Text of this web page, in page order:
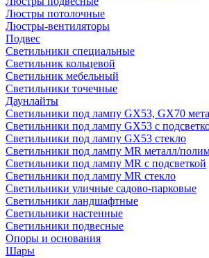
Люстры потолочные
Люстры-вентиляторы
Подвес
Светильники специальные
Светильник кольцевой
Светильник мебельный
Светильники точечные
Даунлайты
Светильники под лампу GX53, GX70
Светильники под лампу GX53 с
Светильники под лампу GX53 стекло
Светильники под лампу MR металл/
Светильники под лампу MR с подсветкой
Светильники под лампу MR стекло
Светильники уличные садово-парковые
Светильники ландшафтные
Светильники настенные
Светильники подвесные
Опоры и основания
Шары